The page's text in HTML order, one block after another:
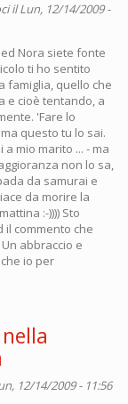
il Lun, 12/14/2009 -
Nora siete fonte
ti ho sentito
famiglia, quello che
e cioè tentando, a
'Fare lo
questo tu lo sai.
mio marito ... - ma
non lo sa,
da samurai e
da morire la
:-)))) Sto
commento che
Un abbraccio e
io per
12/14/2009 - 11:56